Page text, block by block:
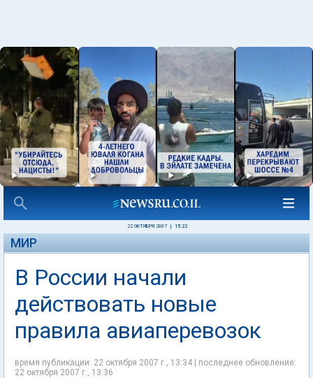
22 ОКТЯБРЯ 2007 15:22
МИР
В России начали
действовать новые
правила авиаперевозок
время публикации: 22 октября 2007 г., 13:34 | последнее обновление:
22 октября 2007 г., 13:36